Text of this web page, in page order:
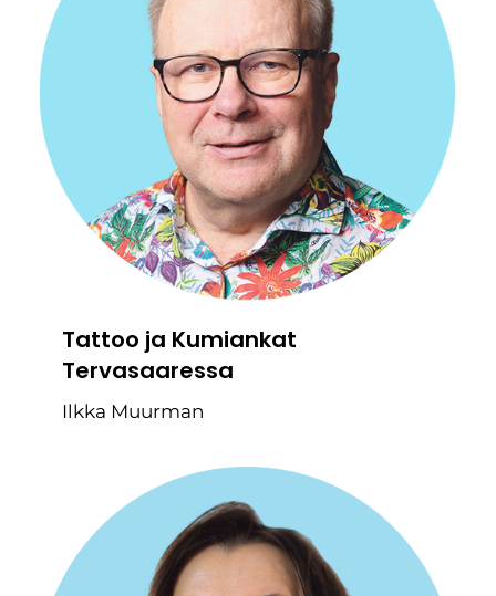
Tattoo ja Kumiankat
Tervasaaressa
Ilkka Muurman